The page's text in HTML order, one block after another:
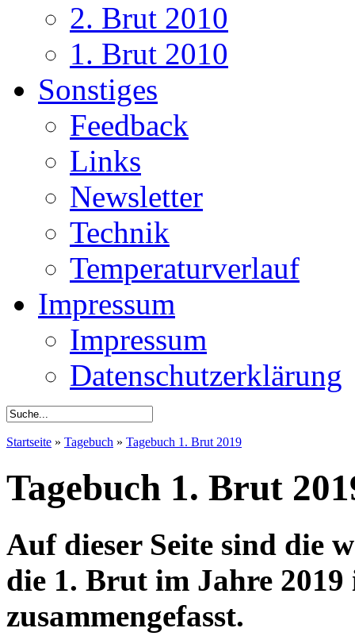
2. Brut 2010
1. Brut 2010
Sonstiges
Feedback
Links
Newsletter
Technik
Temperaturverlauf
Impressum
Impressum
Datenschutzerklärung
Startseite » Tagebuch » Tagebuch 1. Brut 2019
Tagebuch 1. Brut
Auf dieser Seite sind die
die 1. Brut im Jahre
zusammengefasst.